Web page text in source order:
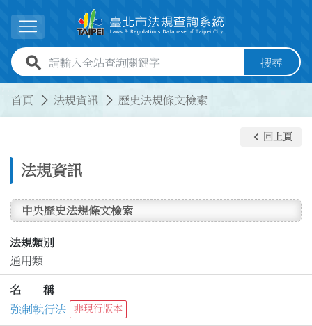
展開選單
全站查詢關鍵字欄位 搜尋
首頁 法規資訊 歷史法規條文檢索
法規資訊
keyboard_arrow_left 回上頁
中央歷史法規條文檢索
法規類別
通用類
名 稱
強制執行法
非現行版本